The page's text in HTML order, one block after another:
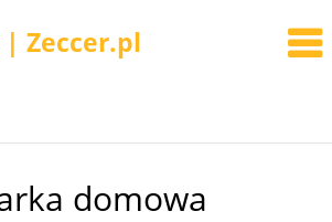
| Zeccer.pl
domowa